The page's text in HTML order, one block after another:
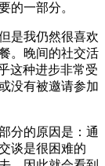
的一部分。
是我仍然很喜欢
。晚间的社交活
这种进步非常受
没有被邀请参加
分的原因是：通
谈是很困难的